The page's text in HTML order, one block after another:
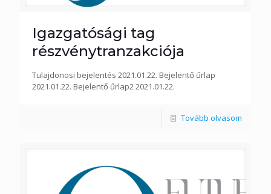
Igazgatósági tag
részvénytranzakciója
Tulajdonosi bejelentés 2021.01.22. Bejelentő űrlap
2021.01.22. Bejelentő űrlap2 2021.01.22.
Tovább olvasom